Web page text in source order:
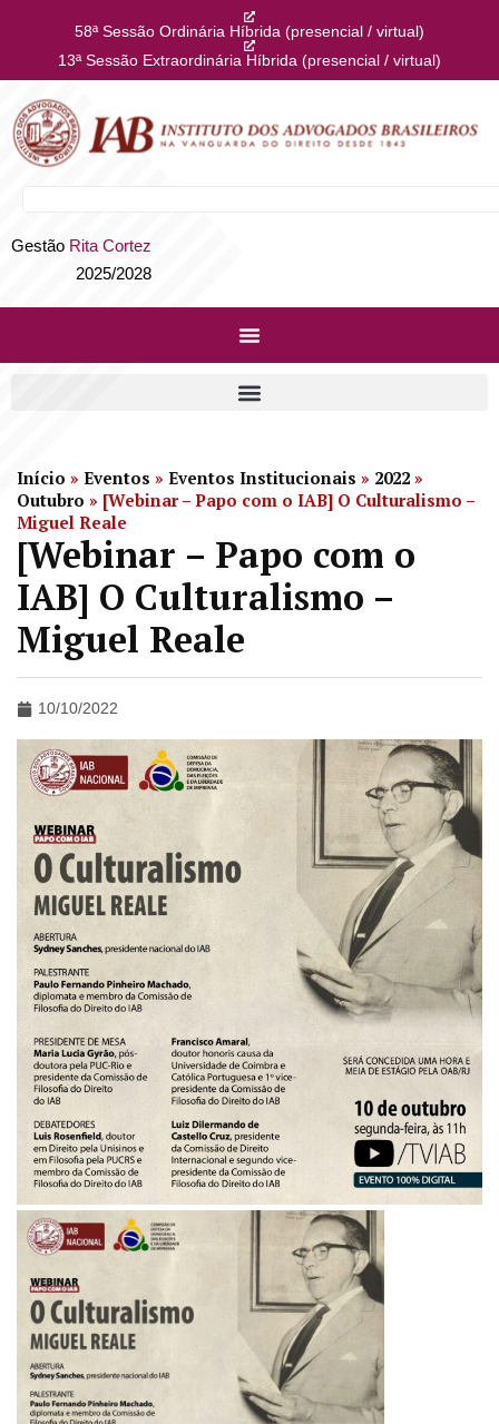
58ª Sessão Ordinária Híbrida (presencial / virtual)
13ª Sessão Extraordinária Híbrida (presencial / virtual)
Gestão Rita Cortez
2025/2028
Início » Eventos » Eventos Institucionais » 2022 »
Outubro » [Webinar – Papo com o IAB] O Culturalismo –
Miguel Reale
[Webinar – Papo com o
IAB] O Culturalismo –
Miguel Reale
10/10/2022